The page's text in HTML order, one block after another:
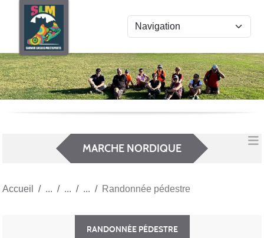
MARCHE NORDIQUE
Accueil Randonnée pédestre
RANDONNÉE PÉDESTRE
Panneau de gestion des cookies